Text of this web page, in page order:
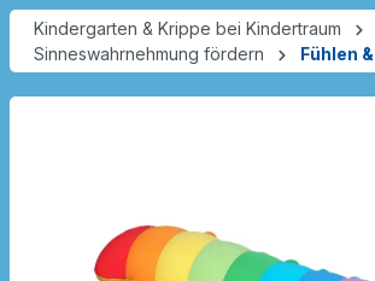
Kindergarten & Krippe bei Kindertraum
Sinneswahrnehmung fördern
Fühlen